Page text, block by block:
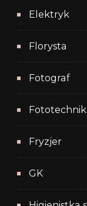
Elektryk
Florysta
Fotograf
Fototechnik
Fryzjer
GK